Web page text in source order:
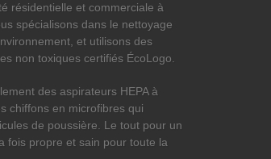
résidentielle et commerciale à
spécialisons dans le nettoyage
et utilisons des
non toxiques certifiés ÉcoLogo.
des aspirateurs HEPA à
chiffons en microfibres qui
de poussière. Le tout pour un
fois propre et sain pour toute la